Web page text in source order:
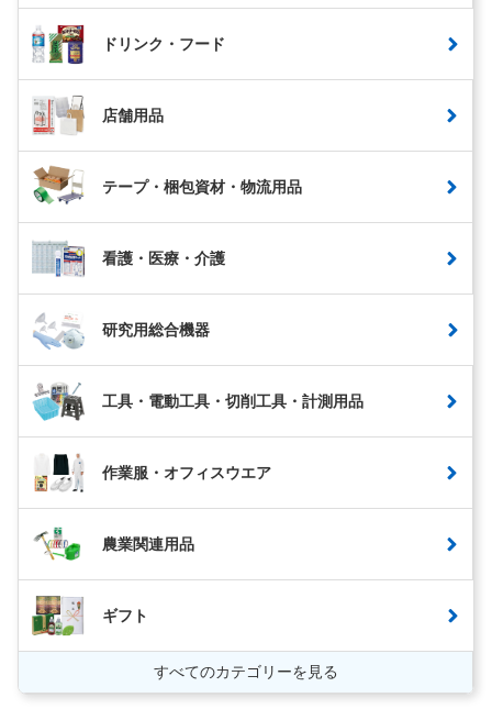
ドリンク・フード
店舗用品
テープ・梱包資材・物流用品
看護・医療・介護
研究用総合機器
工具・電動工具・切削工具・計測用品
作業服・オフィスウエア
農業関連用品
ギフト
すべてのカテゴリーを見る